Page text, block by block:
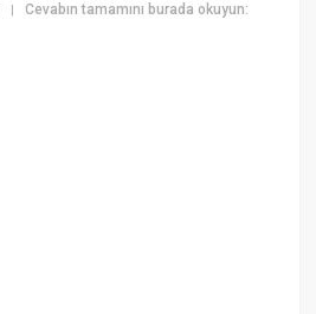
|Cevabın tamamını burada okuyun: